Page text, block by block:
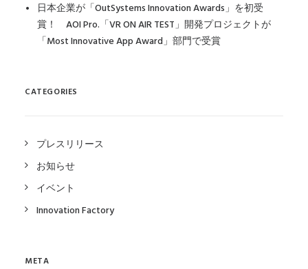
日本企業が「OutSystems Innovation Awards」を初受
賞！ AOI Pro.「VR ON AIR TEST」開発プロジェクトが
「Most Innovative App Award」部門で受賞
CATEGORIES
プレスリリース
お知らせ
イベント
Innovation Factory
META